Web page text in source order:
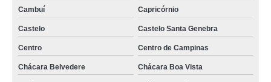
Cambuí Capricórnio
Castelo Castelo Santa Genebra
Centro Centro de Campinas
Chácara Belvedere Chácara Boa Vista